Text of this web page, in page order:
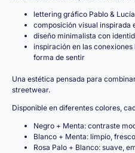
lettering gráfico Pablo & Lucía
composición visual inspirada
diseño minimalista con
inspiración en las
forma de sentir
Una estética pensada para
streetwear.
Disponible en diferentes colores,
Negro + Menta: contraste
Blanco + Menta: limpio,
Rosa Palo + Blanco: suave,